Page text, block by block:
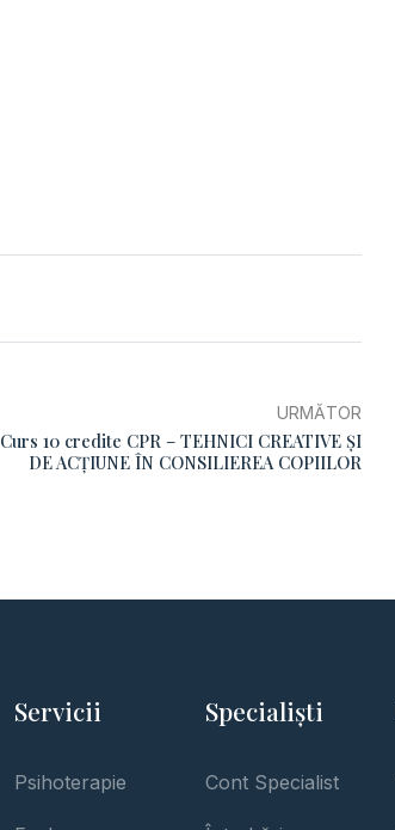
URMĂTOR
Curs 10 credite CPR – TEHNICI CREATIVE ȘI
DE ACȚIUNE ÎN CONSILIEREA COPIILOR
Servicii
Psihoterapie
Specialiști
Cont Specialist